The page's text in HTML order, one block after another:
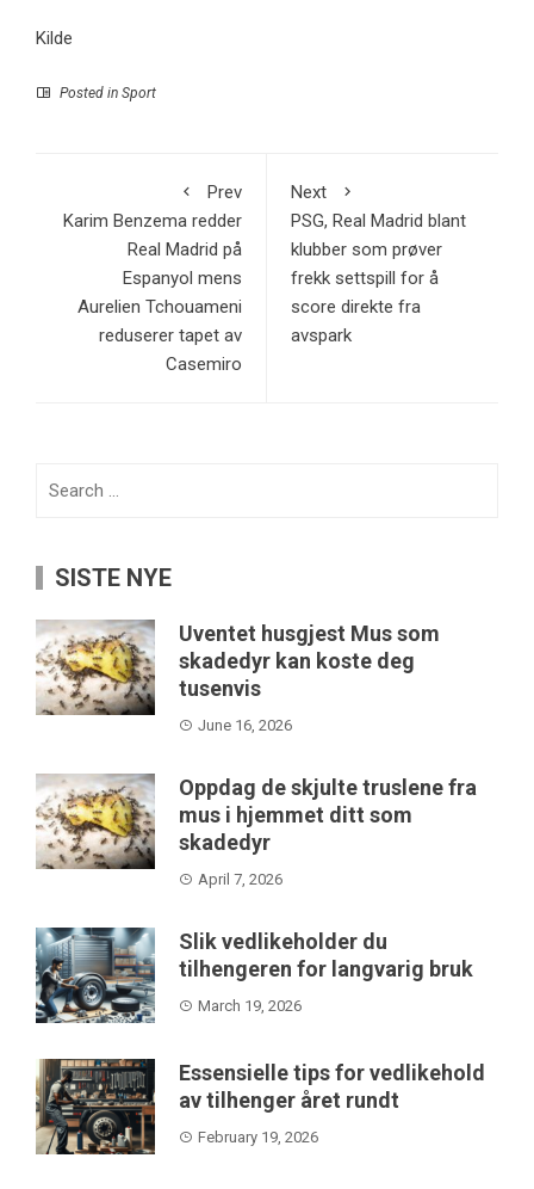
Kilde
Posted in Sport
Prev
Karim Benzema redder
Real Madrid på
Espanyol mens
Aurelien Tchouameni
reduserer tapet av
Casemiro
Next
PSG, Real Madrid blant
klubber som prøver
frekk settspill for å
score direkte fra
avspark
SISTE NYE
Uventet husgjest Mus som
skadedyr kan koste deg
tusenvis
June 16, 2026
Oppdag de skjulte truslene fra
mus i hjemmet ditt som
skadedyr
April 7, 2026
Slik vedlikeholder du
tilhengeren for langvarig bruk
March 19, 2026
Essensielle tips for vedlikehold
av tilhenger året rundt
February 19, 2026